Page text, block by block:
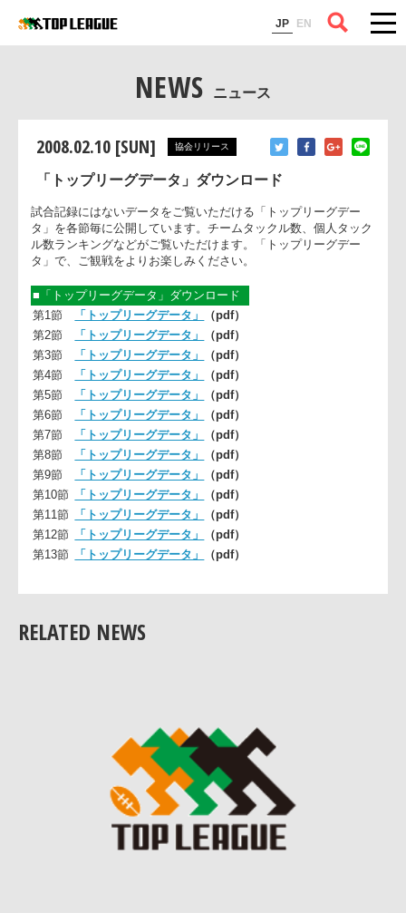
JP EN
コラム
NEWS ニュース
2008.02.10 [SUN] 協会リリース
「トップリーグデータ」ダウンロード
試合記録にはないデータをご覧いただける「トップリーグデー
タ」を各節毎に公開しています。チームタックル数、個人タッ
タ」で、ご観戦をよりお楽しみください。
■「トップリーグデータ」ダウンロード
第1節 「トップリーグデータ」（pdf）
第2節 「トップリーグデータ」（pdf）
第3節 「トップリーグデータ」（pdf）
第4節
「トップリーグデータ」（pdf）
第5節 「トップリーグデータ」（pdf）
第6節
「トップリーグデータ」（pdf）
第7節 「トップリーグデータ」（pdf）
第8節
「トップリーグデータ」
（pdf）
第9節
「トップリーグデータ」 （pdf）
第10節
「トップリーグデータ」（pdf）
第12節 「トップリーグデータ」（pdf）
RELATED NEWS